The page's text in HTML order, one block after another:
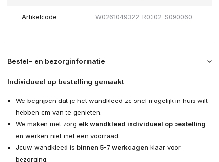
Artikelcode W0261049322-R0302-S090060
Bestel- en bezorginformatie
Individueel op bestelling gemaakt
We begrijpen dat je het wandkleed zo snel mogelijk in huis wilt
hebben om van te genieten.
We maken met zorg elk wandkleed individueel op bestelling
en werken niet met een voorraad.
Jouw wandkleed is binnen 5-7 werkdagen klaar voor
bezorging.